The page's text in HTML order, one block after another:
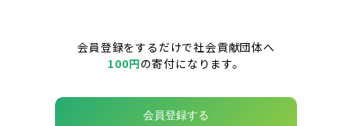
会員登録をするだけで社会貢献団体へ
100円の寄付になります。
会員登録する